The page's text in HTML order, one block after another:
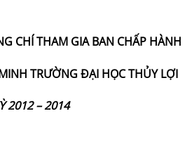
CHÍ THAM GIABAN CHẤP HÀNH
TRƯỜNG ĐẠI HỌC THỦY LỢI
2012 – 2014